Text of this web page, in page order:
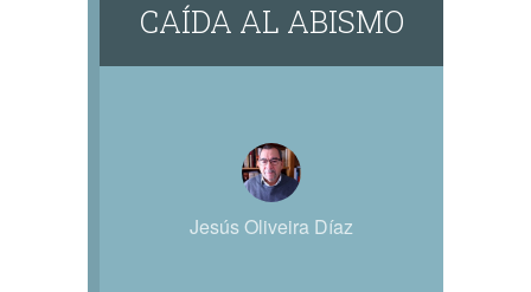
CAÍDA AL ABISMO
Jesús Oliveira Díaz